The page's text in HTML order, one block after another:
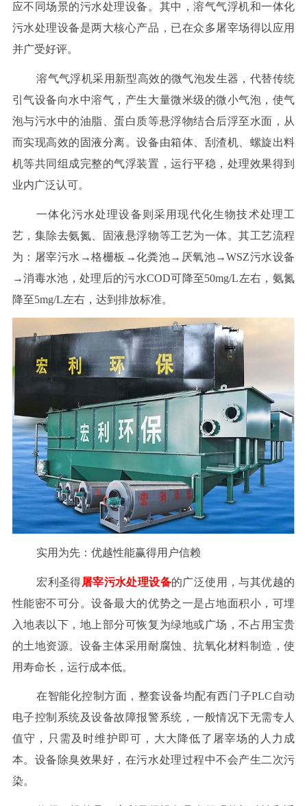
应不同场景的污水处理设备。其中，溶气气浮机和一体化
污水处理设备是两大核心产品，已在众多屠宰场得以应用
并广受好评。
溶气气浮机采用新型高效的微气泡发生器，代替传统
引气设备向水中溶气，产生大量微米级的微小气泡，使气
泡与污水中的油脂、蛋白质等悬浮物结合后浮至水面，从
而实现高效的固液分离。设备由箱体、刮渣机、螺旋出料
机等共同组成完整的气浮装置，运行平稳，处理效果得到
业内广泛认可。
一体化污水处理设备则采用现代化生物技术处理工
艺，集除去氨氮、固液悬浮物等工艺为一体。其工艺流程
为：屠宰污水→格栅板→化粪池→厌氧池→WSZ污水设备
→消毒水池，处理后的污水COD可降至50mg/L左右，氨氮
降至5mg/L左右，达到排放标准。
实用为先：优越性能赢得用户信赖
宏利圣得屠宰污水处理设备的广泛使用，与其优越的
性能密不可分。设备最大的优势之一是占地面积小，可埋
入地表以下，地上部分可恢复为绿地或广场，不占用宝贵
的土地资源。设备主体采用耐腐蚀、抗氧化材料制造，使
用寿命长，运行成本低。
在智能化控制方面，整套设备均配有西门子PLC自动
电子控制系统及设备故障报警系统，一般情况下无需专人
值守，只需及时维护即可，大大降低了屠宰场的人力成
本。设备除臭效果好，在污水处理过程中不会产生二次污
染。